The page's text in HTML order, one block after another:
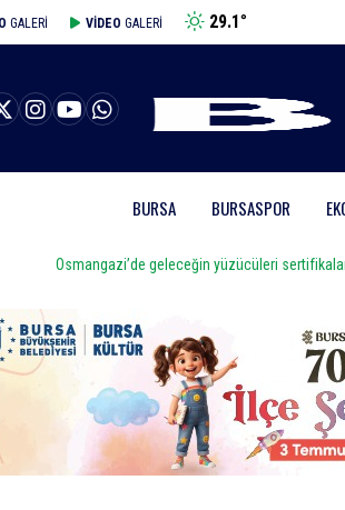
GALERİ VİDEO GALERİ 29.1°
BURSA BURSASPOR
geleceğin yüzücüleri sertifikalarını aldı